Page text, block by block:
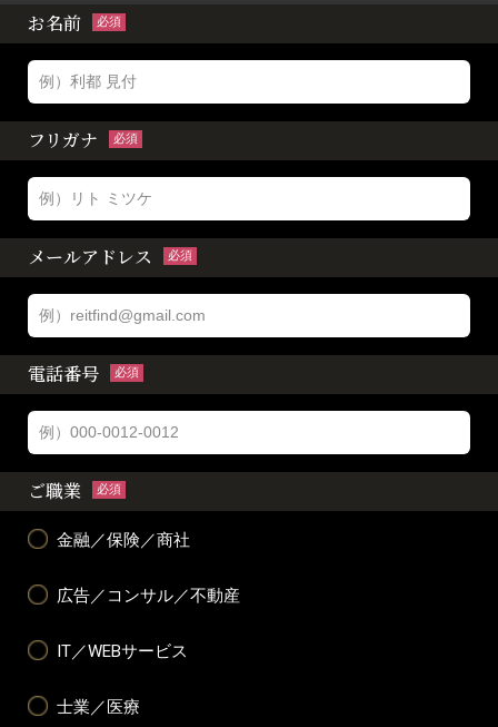
お名前 必須
フリガナ 必須
メールアドレス 必須
電話番号 必須
ご職業 必須
金融／保険／商社
広告／コンサル／不動産
IT／WEBサービス
士業／医療